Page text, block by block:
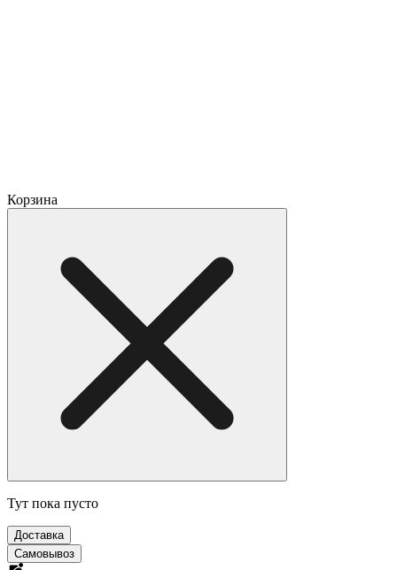
Корзина
Тут пока пусто
Доставка
Самовывоз